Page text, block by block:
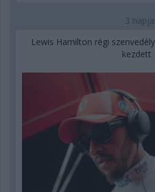
3 napja
Lewis Hamilton régi
kezdett